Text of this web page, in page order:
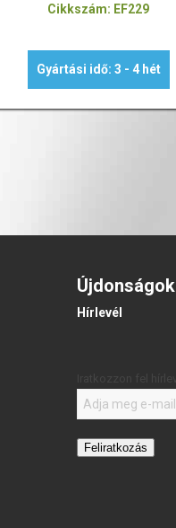
Cikkszám: EF229
Gyártási idő: 3 - 4 hét
Újdonságok
Hírlevél
Feliratkozás